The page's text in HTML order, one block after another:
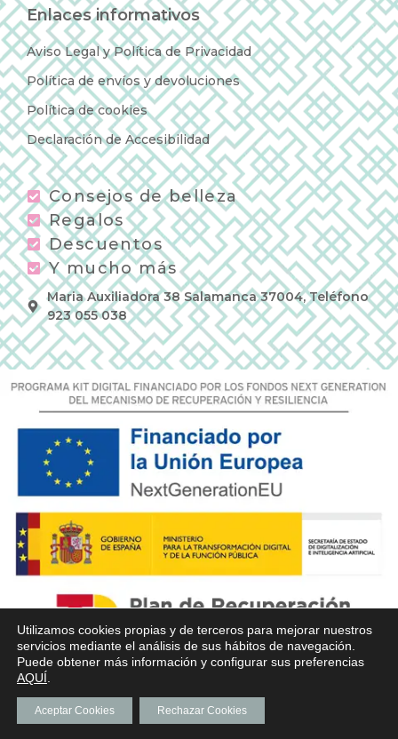
Enlaces informativos
Aviso Legal y Política de Privacidad
Política de envíos y devoluciones
Política de cookies
Declaración de Accesibilidad
Consejos de belleza
Regalos
Descuentos
Y mucho más
Maria Auxiliadora 38 Salamanca 37004, Teléfono
923 055 038
Utilizamos cookies propias y de terceros para mejorar nuestros
servicios mediante el análisis de sus hábitos de navegación.
Puede obtener más información y configurar sus preferencias
AQUÍ
Aceptar Cookies Rechazar Cookies